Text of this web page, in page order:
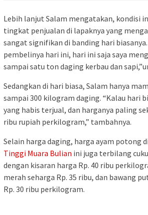
Lebih lanjut Salam mengatakan, kondisi
tingkat penjualan di lapaknya yang
sangat signifikan di banding hari
pembelinya hari ini, hari ini saja saya
sampai satu ton daging kerbau dan
Sedangkan di hari biasa, Salam hanya
sampai 300 kilogram daging. “Kalau hari
yang habis terjual, dan harganya paling
ribu rupiah perkilogram,” tambahnya.
Selain harga daging, harga ayam potong
Tinggi Muara Bulian ini juga terbilang
dengan kisaran harga Rp. 40 ribu
merah seharga Rp. 35 ribu, dan bawang
Rp. 30 ribu perkilogram.